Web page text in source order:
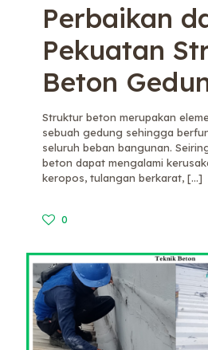
Perbaikan
Pekuatan
Beton
Struktur beton merupakan
sebuah gedung sehingga
seluruh beban bangunan.
beton dapat mengalami
keropos, tulangan berkarat, […]
0